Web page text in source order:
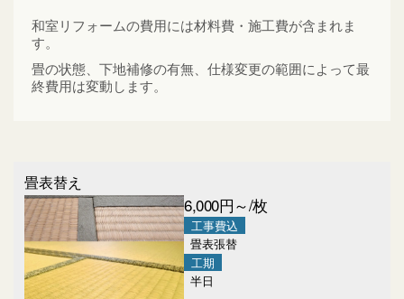
和室リフォームの費用には材料費・施工費が含まれま
す。
畳の状態、下地補修の有無、仕様変更の範囲によって最
終費用は変動します。
畳表替え
6,000円～/枚
工事費込
畳表張替
工期
半日